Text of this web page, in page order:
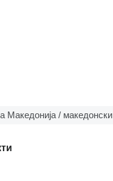
Македонија / македонски